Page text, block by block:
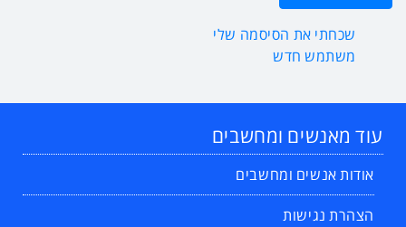
שכחתי את הסיסמה שלי
משתמש חדש
עוד מאנשים ומחשבים
אודות אנשים ומחשבים
הצהרת נגישות